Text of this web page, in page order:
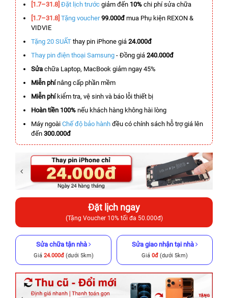
[1.7–31.8] Đặt lịch trước giảm đến 10% chi phí sửa chữa
[1.7–31.8] Tặng voucher 99.000đmua Phụ kiện REXON &
VIDVIE
Tặng 20 SUẤT thay pin iPhone giá 24.000đ
Thay pin điện thoại Samsung - Đồng giá 240.000đ
Sửa chữa Laptop, MacBook giảm ngay 45%
Miễn phínâng cấp phần mềm
Miễn phíkiểm tra, vệ sinh và báo lỗi thiết bị
Hoàn tiền 100% nếu khách hàng không hài lòng
Máy ngoài Chế độ bảo hành đều có chính sách hỗ trợ giá lên
đến 300.000đ
Đặt lịch ngay
(Tặng Voucher 10% tối đa 50.000đ)
Sửa chữa tận nhà
Giá 24.000đ(dưới 5km)
Sửa giao nhận tại nhà
Giá 0đ (dưới 5km)